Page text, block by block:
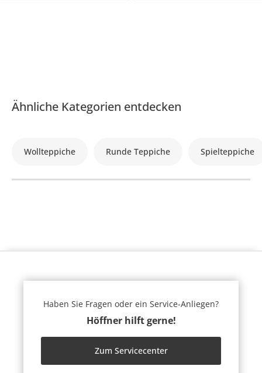
Ähnliche Kategorien entdecken
Wollteppiche Runde Teppiche Spielteppiche
Haben Sie Fragen oder ein Service-Anliegen?
Höffner hilft gerne!
Zum Servicecenter